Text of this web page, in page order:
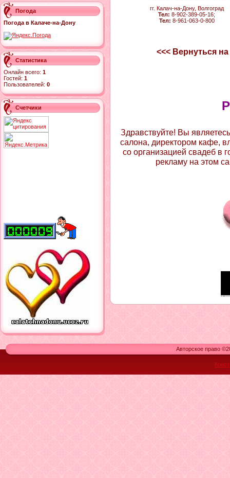
Погода
Погода в Калаче-на-Дону
Статистика
Онлайн всего: 1
Гостей: 1
Пользователей: 0
Счетчики
гг. Калач-на-Дону, Волгоград
Тел: 8-902-389-05-16;
Тел: 8-961-063-0-800
<<< Вернуться
Здравствуйте! Вы
салона, директором кафе,
со организацией свадеб в
рекламу на этом
Авторское право